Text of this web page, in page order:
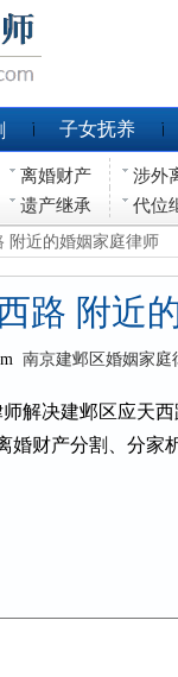
子女抚养
离婚财产
涉外
遗产继承 代位
附近的婚姻家庭律师
路 附近
南京建邺区婚姻家庭
解决建邺区应天
婚财产分割、分家